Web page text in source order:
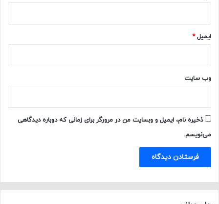
ایمیل*
وب‌ سایت
ذخیره نام، ایمیل و وبسایت من در مرورگر برای زمانی که دوباره دیدگاهی
می‌نویسم.